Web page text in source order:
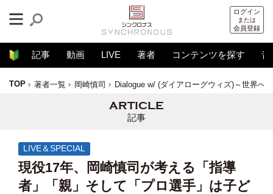
ログイン
または
会員登録
記事 動画 LIVE 著者 コンテンツを探す 音
TOP 著者一覧 岡崎慎司 Dialogue w/ (ダイアローグウィズ)～世界へ
記事
LIVE＆SPECIAL
現役17年、岡崎慎司が考える「指導
者」「親」そして「プロ選手」は子ど